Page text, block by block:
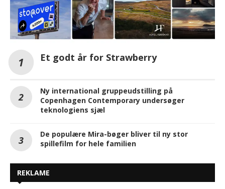
Et godt år for Strawberry
Ny international gruppeudstilling på
Copenhagen Contemporary undersøger
teknologiens sjæl
De populære Mira-bøger bliver til ny stor
spillefilm for hele familien
REKLAME